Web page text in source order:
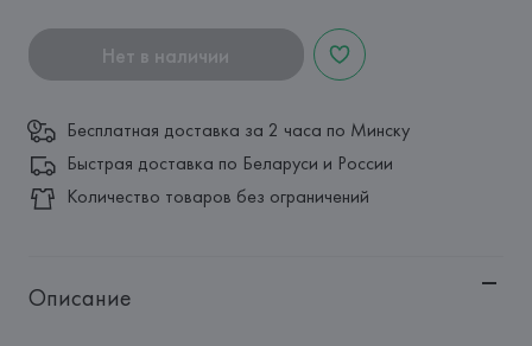
Нет в наличии
Бесплатная доставка за 2 часа по Минску
Быстрая доставка по Беларуси и России
Количество товаров без ограничений
Описание